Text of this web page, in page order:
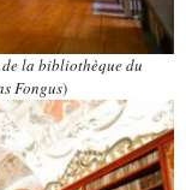
la bibliothèque du
Fongus)